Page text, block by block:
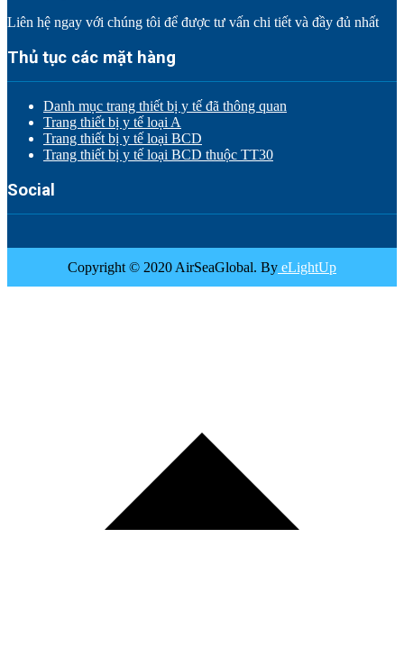
Liên hệ ngay với chúng tôi để được tư vấn chi tiết và đầy đủ nhất
Thủ tục các mặt hàng
Danh mục trang thiết bị y tế đã thông quan
Trang thiết bị y tế loại A
Trang thiết bị y tế loại BCD
Trang thiết bị y tế loại BCD thuộc TT30
Social
Copyright © 2020 AirSeaGlobal. By eLightUp